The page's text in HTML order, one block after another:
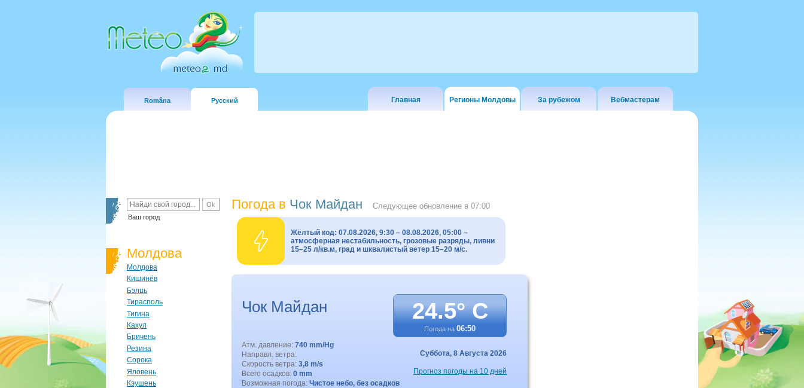
Româna Русский Главная Регионы Молдовы За рубежом Вебмастерам
Ваш город
Молдова
Молдова
Кишинёв
Бэлць
Тирасполь
Тигина
Кахул
Бричень
Резина
Сорока
Яловень
Кэушень
Погода в Чок Майдан Следующее обновление в 07:00
Жёлтый код: 07.08.2026, 9:30 – 08.08.2026, 05:00 –
атмосферная нестабильность, грозовые разряды, ливни
15–25 л/кв.м, град и шквалистый ветер 15–20 м/с.
Чок Майдан 24.5° C
Погода на 06:50
Атм. давление: 740 mm/Hg
Направл. ветра:
Скорость ветра: 3,8 m/s
Всего осадков: 0 mm
Возможная погода: Чистое небо, без осадков
Суббота, 8 Августа 2026
Прогноз погоды на 10 дней